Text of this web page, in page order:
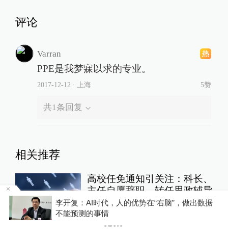
评论
Varran
PPE是我梦寐以求的专业。
2017-12-12 ∙ 上海 5赞
共1条回复
相关推荐
高校任免通知引关注：科长、
主任自愿辞职，转任思政辅导
员
教育家
从“福利枪”利益链到深层枪支崇拜，泰国为何反
复上演枪击悲剧？